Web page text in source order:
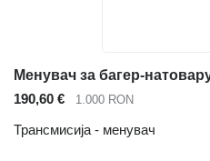
Менувач за багер-
190,60 €
1.000 RON
Трансмисија - менувач